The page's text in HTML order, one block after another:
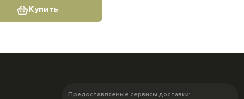
Купить
Предоставляемые сервисы доставки: